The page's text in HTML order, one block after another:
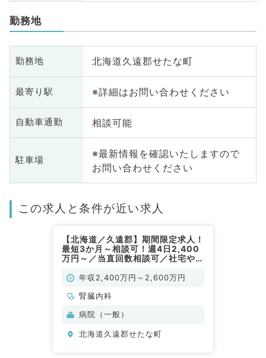
勤務地
勤務地 北海道久遠郡せたな町
最寄り駅 ※詳細はお問い合わせください
自動車通勤 相談可能
駐車場
※最新情報を確認いたしますので
お問い合わせください
この求人と条件が近い求人
【北海道／久遠郡】期間限定求人！
最短3か月～相談可！週4日2,400
万円～／当直回数相談可／社宅や車
内科／常勤）
年収2,400万円～2,600万円
腎臓内科
病院（一般）
北海道久遠郡せたな町